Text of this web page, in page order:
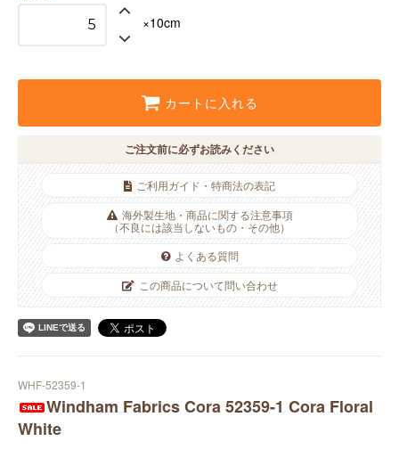
×10cm
カートに入れる
ご注文前に必ずお読みください
ご利用ガイド・特商法の表記
海外製生地・商品に関する注意事項
（不良には該当しないもの・その他）
よくある質問
この商品について問い合わせ
WHF-52359-1
Windham Fabrics Cora 52359-1 Cora Floral
White